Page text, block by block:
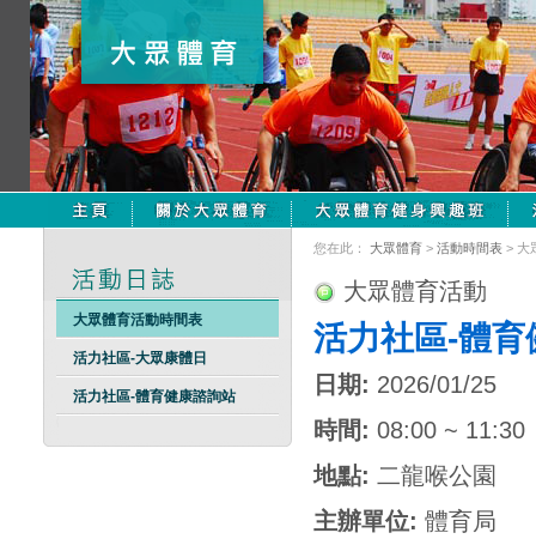
大眾體育活動時間表
活力社區-大眾康體日
活力社區-體育健康諮詢站
您在此： 大眾體育 > 活動時間表 > 大
大眾體育活動
活力社區-體育
日期: 2026/01/25
時間: 08:00 ~ 11:30
地點: 二龍喉公園
主辦單位: 體育局